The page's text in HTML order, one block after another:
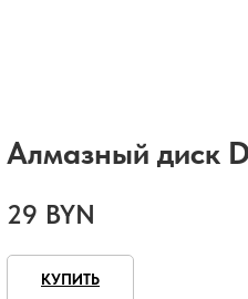
Алмазный диск
29 BYN
КУПИТЬ